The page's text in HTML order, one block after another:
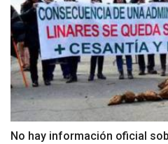
No hay información oficial